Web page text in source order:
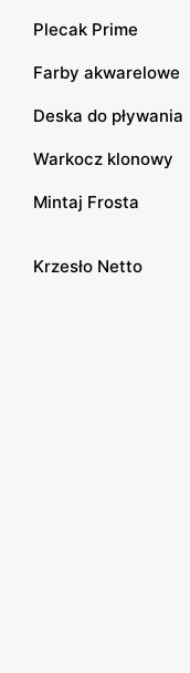
Plecak Prime
Farby akwarelowe
Deska do pływania
Warkocz klonowy
Mintaj Frosta
Krzesło Netto